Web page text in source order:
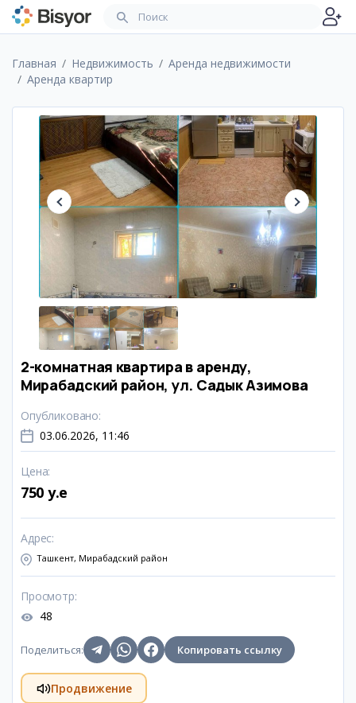
Главная Недвижимость
Аренда недвижимости
Аренда квартир
2-комнатная квартира в аренду,
Мирабадский район, ул. Садык Азимова
Опубликовано:
03.06.2026, 11:46
Цена:
750 y.e
Адрес:
Ташкент, Мирабадский район
Просмотр:
48
Поделиться: Копировать ссылку
Продвижение